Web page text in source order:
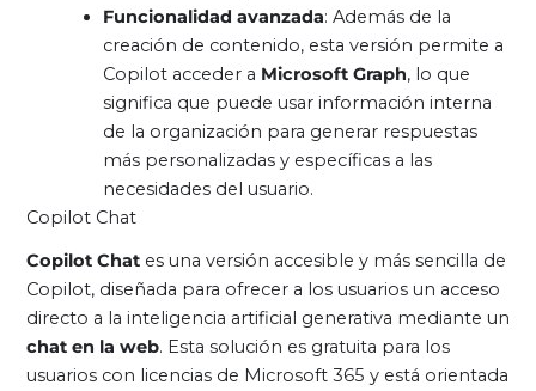
Funcionalidad avanzada: Además de la
creación de contenido, esta versión permite a
Copilot acceder a Microsoft Graph, lo que
significa que puede usar información interna
de la organización para generar respuestas
más personalizadas y específicas a las
necesidades del usuario.
Copilot Chat
Copilot Chates una versión accesible y más sencilla de
Copilot, diseñada para ofrecer a los usuarios un acceso
directo a la inteligencia artificial generativa mediante un
chat en la web. Esta solución es gratuita para los
usuarios con licencias de Microsoft 365 y está orientada